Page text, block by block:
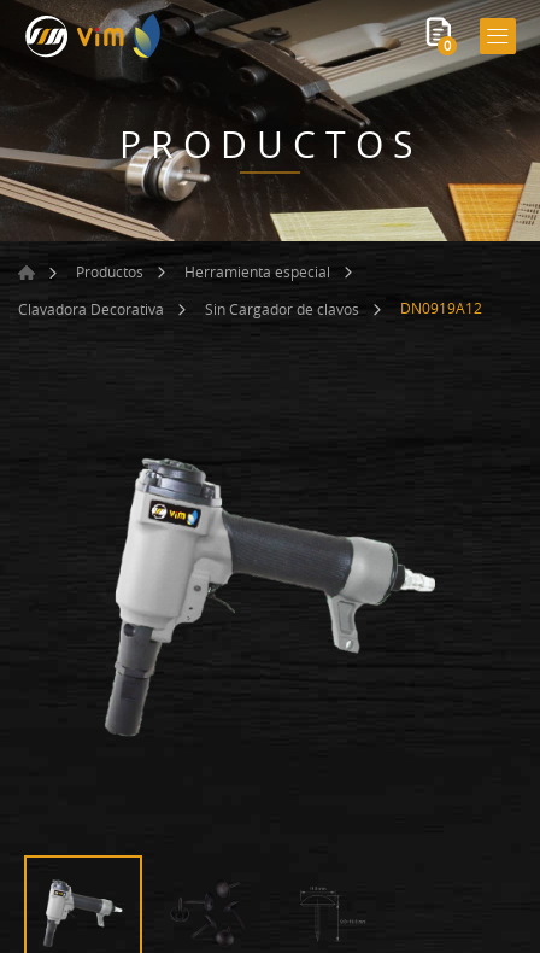
0
PRODUCTOS
Productos
Herramienta especial
Clavadora Decorativa
Sin Cargador de clavos DN0919A12